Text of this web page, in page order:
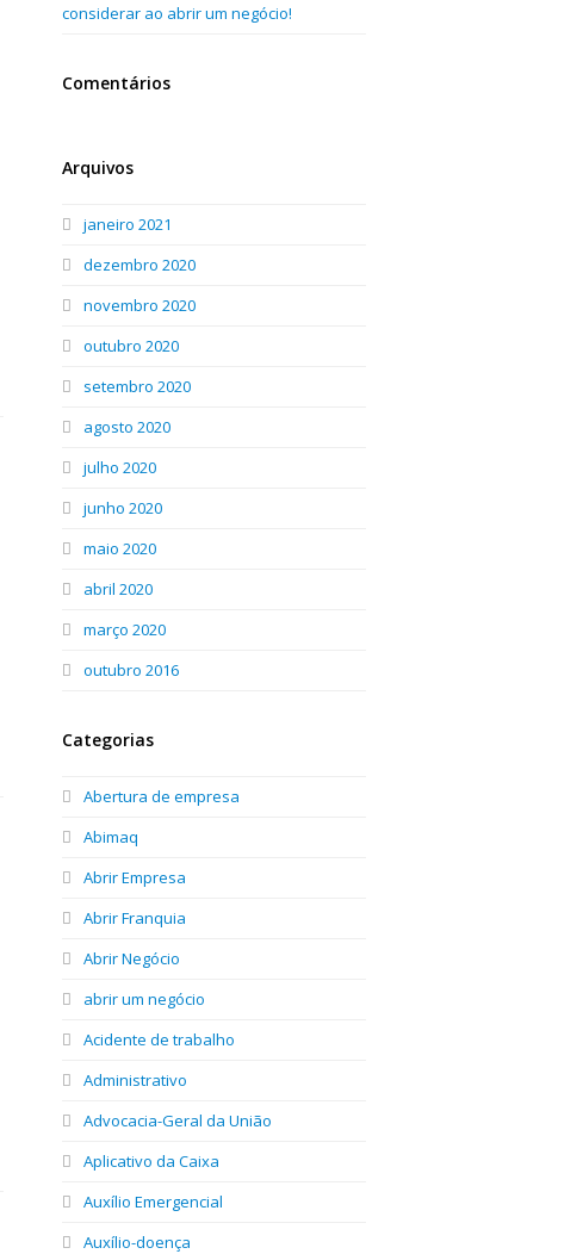
considerar ao abrir um negócio!
Comentários
Arquivos
janeiro 2021
dezembro 2020
novembro 2020
outubro 2020
setembro 2020
agosto 2020
julho 2020
junho 2020
maio 2020
abril 2020
março 2020
outubro 2016
Categorias
Abertura de empresa
Abimaq
Abrir Empresa
Abrir Franquia
Abrir Negócio
abrir um negócio
Acidente de trabalho
Administrativo
Advocacia-Geral da União
Aplicativo da Caixa
Auxílio Emergencial
Auxílio-doença